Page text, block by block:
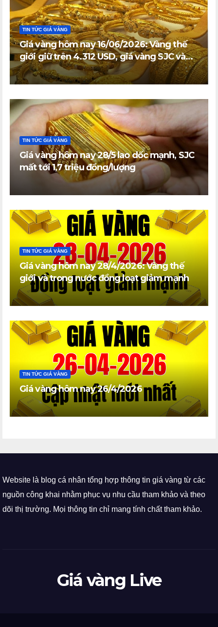
TIN TỨC GIÁ VÀNG
Giá vàng hôm nay 16/06/2026: Vàng thế
giới giữ trên 4.312 USD, giá vàng SJC và
vàng nhẫn trong nước đi ngang
TIN TỨC GIÁ VÀNG
Giá vàng hôm nay 28/5 lao dốc mạnh, SJC
mất tới 1,7 triệu đồng/lượng
TIN TỨC GIÁ VÀNG
Giá vàng hôm nay 28/4/2026: Vàng thế
giới và trong nước đồng loạt giảm mạnh
TIN TỨC GIÁ VÀNG
Giá vàng hôm nay 26/4/2026
Website là blog cá nhân tổng hợp thông tin giá vàng từ các
nguồn công khai nhằm phục vụ nhu cầu tham khảo và theo
dõi thị trường. Mọi thông tin chỉ mang tính chất tham khảo.
Giá vàng Live